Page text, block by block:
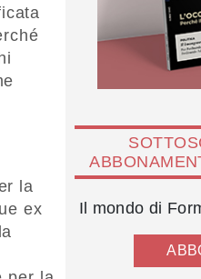
la
ex
Il mondo di